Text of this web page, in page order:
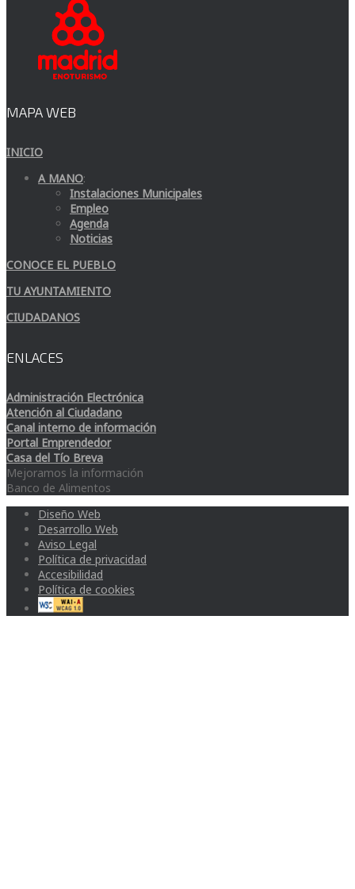
MAPA WEB
INICIO
A MANO:
Instalaciones Municipales
Empleo
Agenda
Noticias
CONOCE EL PUEBLO
TU AYUNTAMIENTO
CIUDADANOS
ENLACES
Administración Electrónica
Atención al Ciudadano
Canal interno de información
Portal Emprendedor
Casa del Tío Breva
Mejoramos la información
Banco de Alimentos
Diseño Web
Desarrollo Web
Aviso Legal
Política de privacidad
Accesibilidad
Política de cookies